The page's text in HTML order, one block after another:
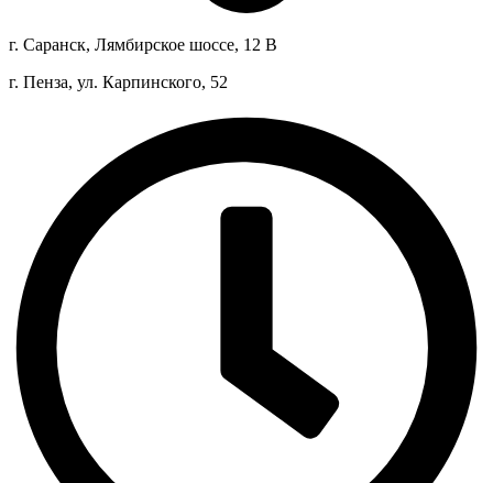
г. Саранск, Лямбирское шоссе, 12 В
г. Пенза, ул. Карпинского, 52